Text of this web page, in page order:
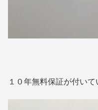
１０年無料保証が付いて